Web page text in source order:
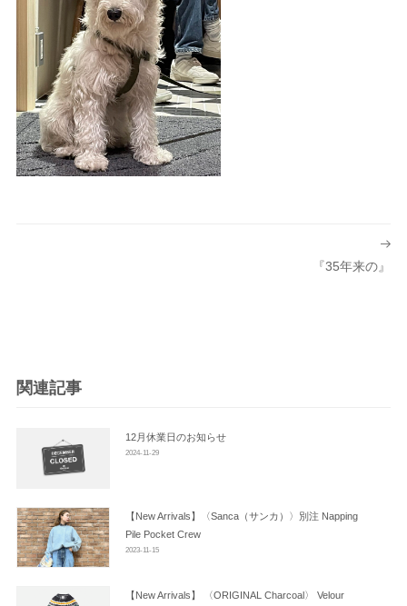
シ
『35年来の』
関連記事
12月休業日のお知らせ
2024-11-29
【New Arrivals】〈Sanca（サンカ）〉別注 Napping
Pile Pocket Crew
2023-11-15
【New Arrivals】 〈ORIGINAL Charcoal〉 Velour